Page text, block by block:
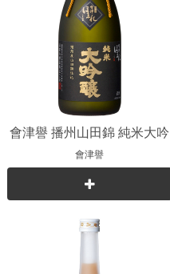
會津譽 播州山田錦 純米大吟
釀
會津譽